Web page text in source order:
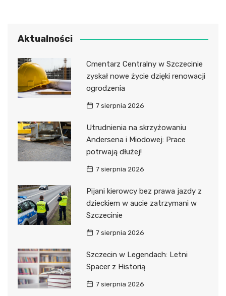
Aktualności
Cmentarz Centralny w Szczecinie
zyskał nowe życie dzięki renowacji
ogrodzenia
7 sierpnia 2026
Utrudnienia na skrzyżowaniu
Andersena i Miodowej: Prace
potrwają dłużej!
7 sierpnia 2026
Pijani kierowcy bez prawa jazdy z
dzieckiem w aucie zatrzymani w
Szczecinie
7 sierpnia 2026
Szczecin w Legendach: Letni
Spacer z Historią
7 sierpnia 2026